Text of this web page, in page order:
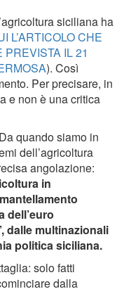
siciliana ha
L’ARTICOLO CHE
IL 21
). Così
Per precisare, in
e non è una critica
quando siamo in
dell’agricoltura
angolazione:
in
dell’euro
dalle multinazionali
politica siciliana.
solo fatti
dalla